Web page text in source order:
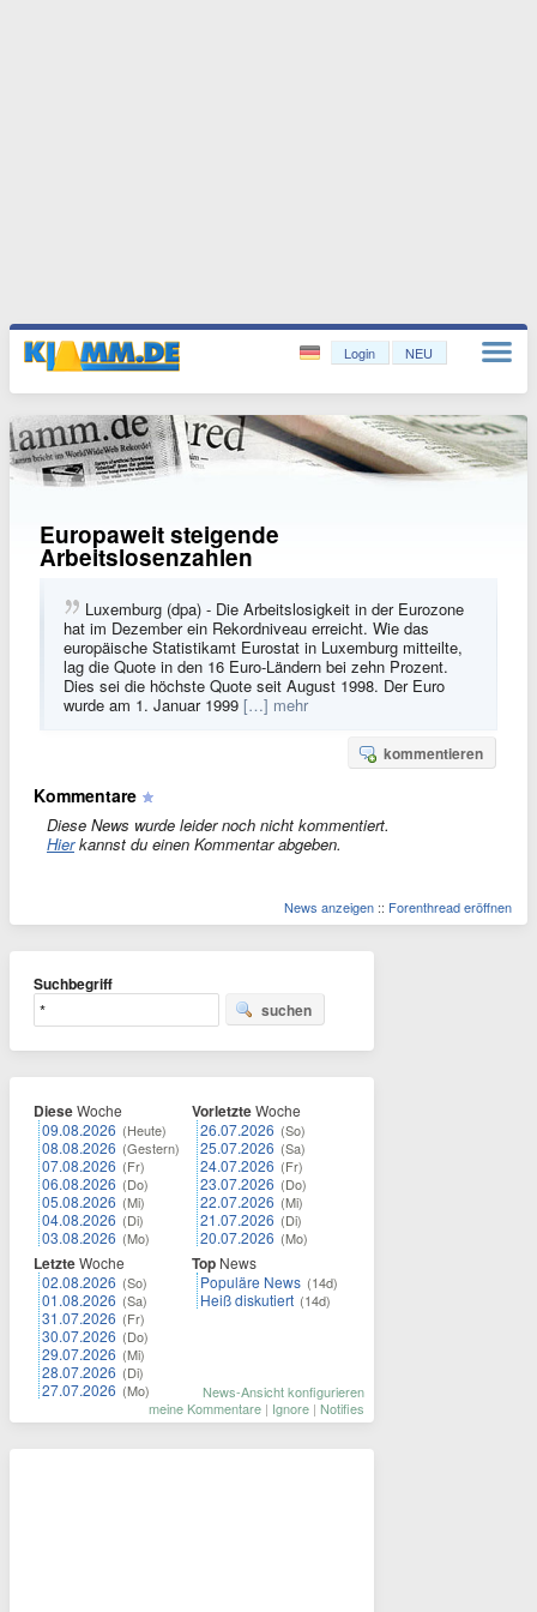
Login NEU
Europaweit steigende
Arbeitslosenzahlen
Luxemburg (dpa) - Die Arbeitslosigkeit in der Eurozone
hat im Dezember ein Rekordniveau erreicht. Wie das
europäische Statistikamt Eurostat in Luxemburg mitteilte,
lag die Quote in den 16 Euro-Ländern bei zehn Prozent.
Dies sei die höchste Quote seit August 1998. Der Euro
wurde am 1. Januar 1999 […] mehr
kommentieren
Kommentare
Diese News wurde leider noch nicht kommentiert.
Hierkannst du einen Kommentar abgeben.
News anzeigen :: Forenthread eröffnen
Suchbegriff
suchen
DieseWoche
09.08.2026 (Heute)
08.08.2026 (Gestern)
07.08.2026 (Fr)
06.08.2026 (Do)
05.08.2026 (Mi)
04.08.2026 (Di)
03.08.2026 (Mo)
LetzteWoche
02.08.2026 (So)
01.08.2026 (Sa)
31.07.2026 (Fr)
30.07.2026 (Do)
29.07.2026 (Mi)
28.07.2026 (Di)
27.07.2026 (Mo)
VorletzteWoche
26.07.2026 (So)
25.07.2026 (Sa)
24.07.2026 (Fr)
23.07.2026 (Do)
22.07.2026 (Mi)
21.07.2026 (Di)
20.07.2026 (Mo)
Top News
Populäre News (14d)
Heiß diskutiert (14d)
News-Ansicht konfigurieren
meine Kommentare | Ignore | Notifies